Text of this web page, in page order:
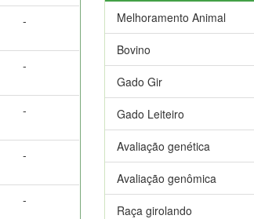
-
-
-
-
-
Melhoramento Animal
Bovino
Gado Gir
Gado Leiteiro
Avaliação genética
Avaliação genômica
Raça girolando